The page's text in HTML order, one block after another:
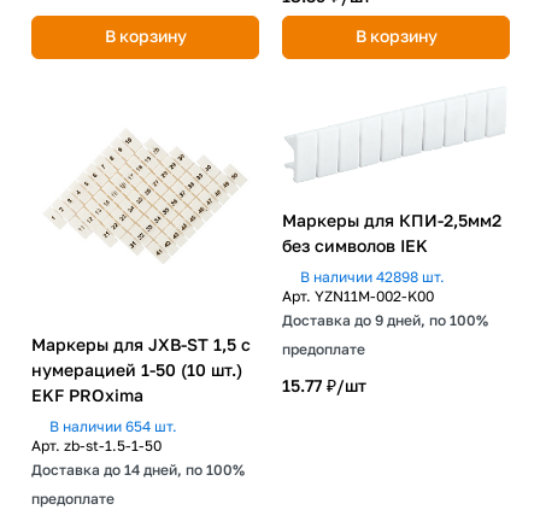
В корзину
В корзину
Маркеры для JXB-ST 1,5 с
нумерацией 1-50 (10 шт.)
EKF PROxima
В наличии 654 шт.
Арт. zb-st-1.5-1-50
Доставка до 14 дней, по 100%
предоплате
Маркеры для КПИ-2,5мм2
без символов IEK
В наличии 42898 шт.
Арт. YZN11M-002-K00
Доставка до 9 дней, по 100%
предоплате
15.77 ₽/шт